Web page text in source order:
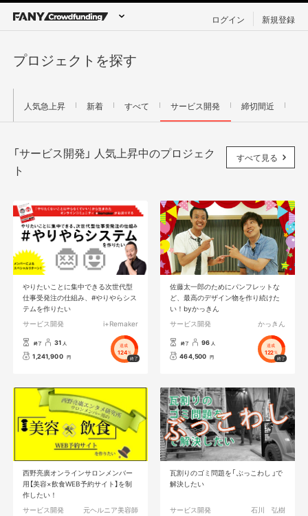
ログイン 新規登録
プロジェクトを探す
人気急上昇 新着 すべて サービス開発 締切間近
「サービス開発」 人気上昇中のプロジェク
ト
すべて見る
やりたいことに集中できる次世代型
仕事受発注の仕組み、#やりやらシス
テムを作りたい
サービス開発
i+Remaker
終了 31 人
1,241,900 円
達成
124%
佐藤太一郎のためにパンフレットな
ど、最高のデザイン物を作り続けた
い！byかっきん
サービス開発
かっきん
終了 96 人
464,500 円
達成
122%
西野亮廣オンラインサロンメンバー
用【美容×飲食WEB予約サイト】を制
作したい！
サービス開発
元ヘルニア美容師
瓦割りのゴミ問題を「 ぶっこわし 」で
解決したい
サービス開発 石川 弘樹